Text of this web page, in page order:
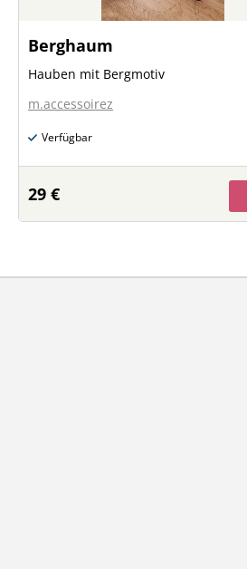
Berghaum
Hauben mit Bergmotiv
m.accessoirez
Verfügbar
29 €